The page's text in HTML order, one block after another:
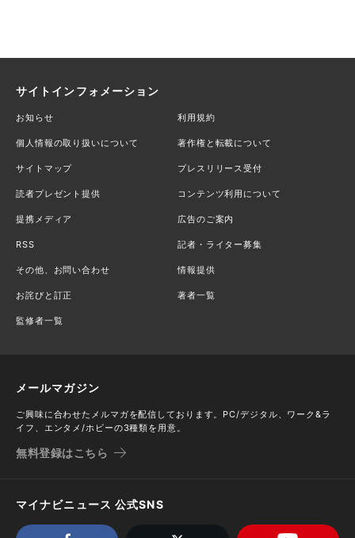
サイトインフォメーション
お知らせ 利用規約
個人情報の取り扱いについて 著作権と転載について
サイトマップ プレスリリース受付
読者プレゼント提供 コンテンツ利用について
提携メディア 広告のご案内
RSS 記者・ライター募集
その他、お問い合わせ 情報提供
お詫びと訂正 著者一覧
監修者一覧
メールマガジン
ご興味に合わせたメルマガを配信しております。PC/デジタル、ワーク&ラ
イフ、エンタメ/ホビーの3種類を用意。
無料登録はこちら
マイナビニュース 公式SNS